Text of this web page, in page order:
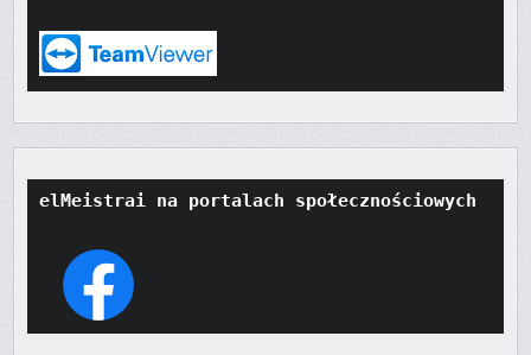
elMeistrai na portalach społecznościowych